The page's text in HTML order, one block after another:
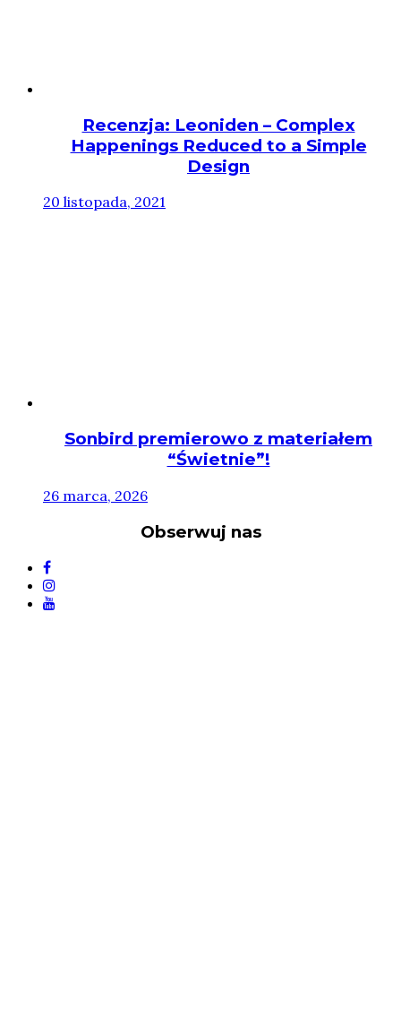
Recenzja: Leoniden – Complex
Happenings Reduced to a Simple
Design
20 listopada, 2021
Sonbird premierowo z materiałem
“Świetnie”!
26 marca, 2026
Obserwuj nas